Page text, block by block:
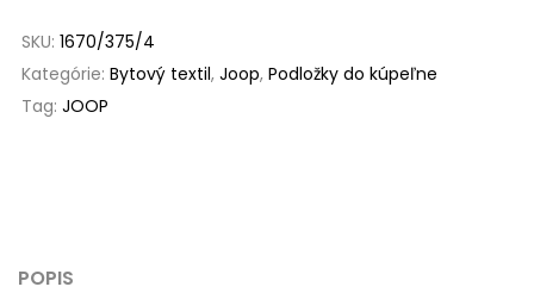
SKU: 1670/375/4
Kategórie: Bytový textil, Joop, Podložky do kúpeľne
Tag: JOOP
POPIS